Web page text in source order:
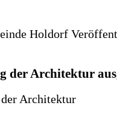
Holdorf
der Architektur